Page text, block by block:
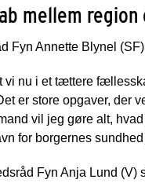
mellem region
Fyn Annette Blynel
vi nu i et tættere
er store opgaver, der
vil jeg gøre alt,
for borgernes
Fyn Anja Lund (V)